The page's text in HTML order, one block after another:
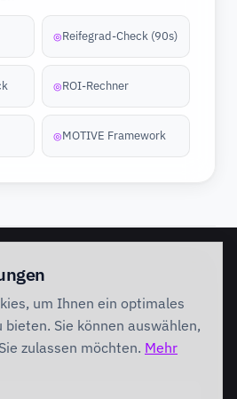
◎Reifegrad-Check (90s)
◎ROI-Rechner
◎MOTIVE Framework
Foundation
Performing
Branchenlösungen
um Ihnen ein optimales
bieten. Sie können auswählen,
zulassen möchten. Mehr